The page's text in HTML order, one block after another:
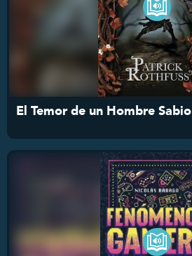
El Temor de un Hombre Sabio